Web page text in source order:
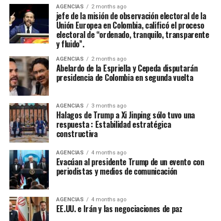
autoridad volvió a sentirse en cada rincón de la patria”,
afirmó de la Espriella en su mensaje.
Con información de ANSA.
exclusiva isla caribeña ubicada al este de Puerto Rico),
Antigua y Barbuda, Aruba, Bahamas, Bolivia, Costa Rica,
Dominica.
Además de estas naciones, el evento continental contó
con representantes de Brasil, Canadá y otras
delegaciones de Centroamérica y el Caribe, completando
el registro de los 31 países participantes. Al final del
campeonato, la delegación local de Colombia se coronó
campeona general, seguida muy de cerca por México y
Chile en el medallero.
nueva embajadora municipal del folclor 2026, caravana
real de embajadoras nacionales del folclor, por nombrar
algunos.
Además, el desfile de autos antiguos y clasicos, allí
tambiém se unieron los amantes de las bicicletas y
motos antiguas, y no podemos dejar pasar la
reinaguración de la Concha Acústica Garzón y collazos
con un gran concierto de la Orquesta Sinfónica
AGENCIAS 2 months ago
jefe de la misión de observación electoral de la
Unión Europea en Colombia, calificó el proceso
electoral de “ordenado, tranquilo, transparente
y fluido”.
AGENCIAS 2 months ago
Abelardo de la Espriella y Cepeda disputarán
presidencia de Colombia en segunda vuelta
AGENCIAS 3 months ago
Halagos de Trump a Xi Jinping sólo tuvo una
respuesta : Estabilidad estratégica
constructiva
AGENCIAS 4 months ago
Evacúan al presidente Trump de un evento con
periodistas y medios de comunicación
AGENCIAS 4 months ago
EE.UU. e Irán y las negociaciones de paz